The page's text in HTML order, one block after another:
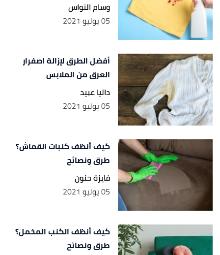
وسام النواس
05 يوليو 2021
أفضل الطرق لإزالة اصفرار
العرق من الملابس
داليا عبيد
05 يوليو 2021
كيف أنظف كنبات القماش؟
طرق ونصائح
فايزة حنون
05 يوليو 2021
كيف أنظف الكنب المخمل؟
طرق ونصائح